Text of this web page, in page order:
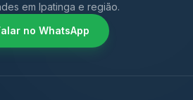
em Ipatinga e região.
no WhatsApp